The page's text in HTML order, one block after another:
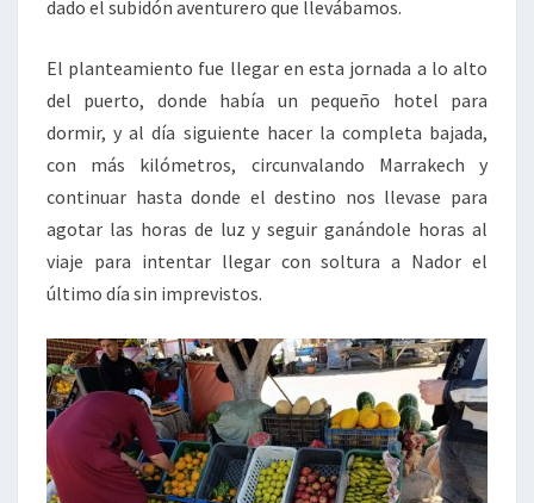
dado el subidón aventurero que llevábamos.
El planteamiento fue llegar en esta jornada a lo alto
del puerto, donde había un pequeño hotel para
dormir, y al día siguiente hacer la completa bajada,
con más kilómetros, circunvalando Marrakech y
continuar hasta donde el destino nos llevase para
agotar las horas de luz y seguir ganándole horas al
viaje para intentar llegar con soltura a Nador el
último día sin imprevistos.